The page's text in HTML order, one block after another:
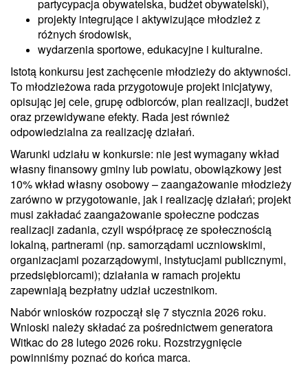
partycypacja obywatelska, budżet obywatelski),
projekty integrujące i aktywizujące młodzież z
różnych środowisk,
wydarzenia sportowe, edukacyjne i kulturalne.
Istotą konkursu jest zachęcenie młodzieży do aktywności.
To młodzieżowa rada przygotowuje projekt inicjatywy,
opisując jej cele, grupę odbiorców, plan realizacji, budżet
oraz przewidywane efekty. Rada jest również
odpowiedzialna za realizację działań.
Warunki udziału w konkursie: nie jest wymagany wkład
własny finansowy gminy lub powiatu, obowiązkowy jest
10% wkład własny osobowy – zaangażowanie młodzieży
zarówno w przygotowanie, jak i realizację działań; projekt
musi zakładać zaangażowanie społeczne podczas
realizacji zadania, czyli współpracę ze społecznością
lokalną, partnerami (np. samorządami uczniowskimi,
organizacjami pozarządowymi, instytucjami publicznymi,
przedsiębiorcami); działania w ramach projektu
zapewniają bezpłatny udział uczestnikom.
Nabór wniosków rozpoczął się 7 stycznia 2026 roku.
Wnioski należy składać za pośrednictwem generatora
Witkac do 28 lutego 2026 roku. Rozstrzygnięcie
powinniśmy poznać do końca marca.